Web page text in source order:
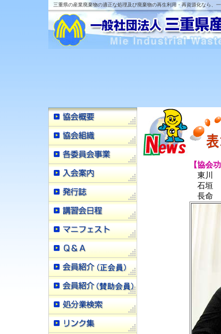
三重県の産業廃棄物の適正な処理及び廃棄物の再生利用・再資源化なら、
【協会
東川
石垣
長命